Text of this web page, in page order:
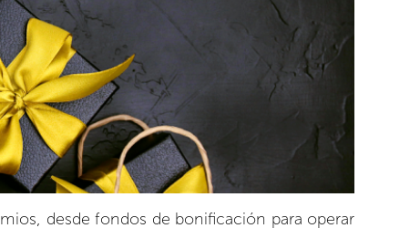
desde fondos de bonificación para operar